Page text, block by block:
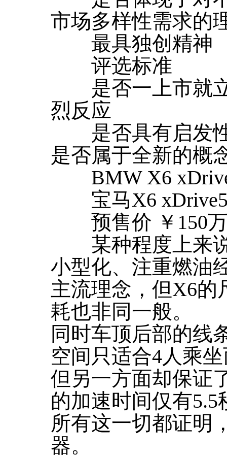
市场多样性需求的
最具独创精神
评选标准
是否一上市就立
烈反应
是否具有启发性
是否属于全新的概
BMW X6
宝马X6
预售价 ￥150
某种程度上来说
小型化、注重燃油
主流理念，但X6的
耗也非同一般。
同时车顶后部的线
空间只适合4人乘
但另一方面却保证
的加速时间仅有5.5
所有这一切都证明
器。